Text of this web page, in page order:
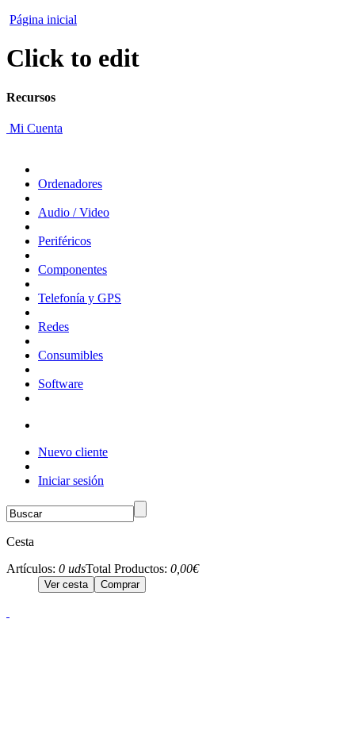
Página inicial
Click to edit
Recursos
Mi Cuenta
Ordenadores
Audio / Video
Periféricos
Componentes
Telefonía y GPS
Redes
Consumibles
Software
Nuevo cliente
Iniciar sesión
Cesta
Artículos: 0 udsTotal Productos: 0,00€